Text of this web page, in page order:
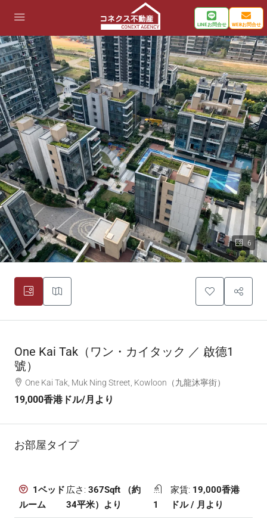
LINEお問合せ WEBお問合せ
6
One Kai Tak（ワン・カイタック ／ 啟德1
號）
One Kai Tak, Muk Ning Street, Kowloon（九龍沐寧街）
19,000香港ドル/月より
お部屋タイプ
1ベッド
ルーム
広さ: 367Sqft （約
34平米）より
1
家賃: 19,000香港
ドル / 月より